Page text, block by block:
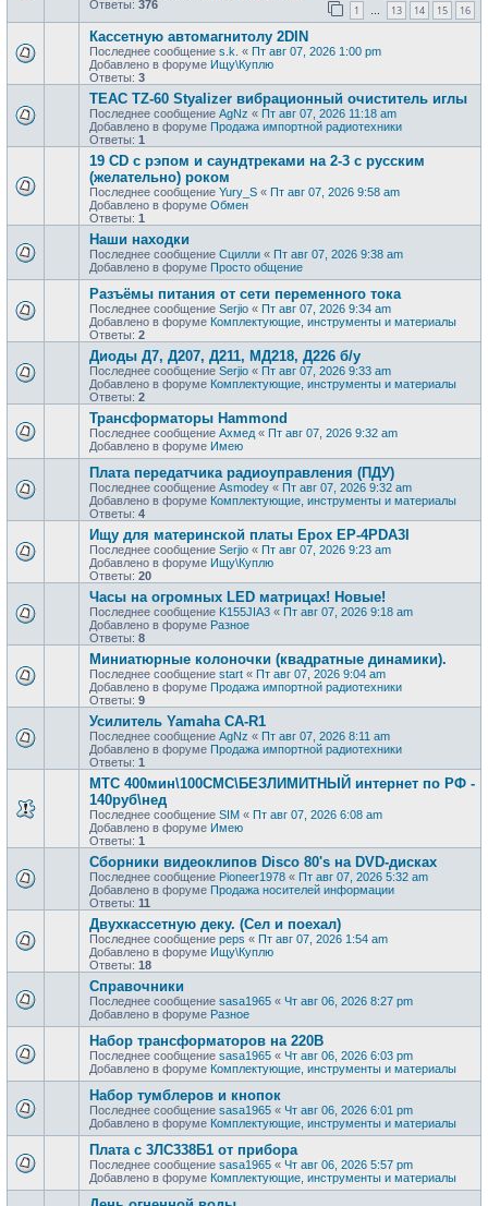
Ответы: 376 1 13 14 15 16
Кассетную автомагнитолу 2DIN
Последнее сообщение s.k. « Пт авг 07, 2026 1:00 pm
Добавлено в форуме Ищу\Куплю
Ответы: 3
TEAC TZ-60 Styalizer вибрационный очиститель иглы
Последнее сообщение AgNz « Пт авг 07, 2026 11:18 am
Добавлено в форуме Продажа импортной радиотехники
Ответы: 1
19 CD с рэпом и саундтреками на 2-3 с русским
(желательно) роком
Последнее сообщение Yury_S « Пт авг 07, 2026 9:58 am
Добавлено в форуме Обмен
Ответы: 1
Наши находки
Последнее сообщение Сцилли « Пт авг 07, 2026 9:38 am
Добавлено в форуме Просто общение
Разъёмы питания от сети переменного тока
Последнее сообщение Serjio « Пт авг 07, 2026 9:34 am
Добавлено в форуме Комплектующие, инструменты и материалы
Ответы: 2
Диоды Д7, Д207, Д211, МД218, Д226 б/у
Последнее сообщение Serjio « Пт авг 07, 2026 9:33 am
Добавлено в форуме Комплектующие, инструменты и материалы
Ответы: 2
Трансформаторы Hammond
Последнее сообщение Ахмед « Пт авг 07, 2026 9:32 am
Добавлено в форуме Имею
Плата передатчика радиоуправления (ПДУ)
Последнее сообщение Asmodey « Пт авг 07, 2026 9:32 am
Добавлено в форуме Комплектующие, инструменты и материалы
Ответы: 4
Ищу для материнской платы Epox EP-4PDA3I
Последнее сообщение Serjio « Пт авг 07, 2026 9:23 am
Добавлено в форуме Ищу\Куплю
Ответы: 20
Часы на огромных LED матрицах! Новые!
Последнее сообщение K155JIA3 « Пт авг 07, 2026 9:18 am
Добавлено в форуме Разное
Ответы: 8
Миниатюрные колоночки (квадратные динамики).
Последнее сообщение start « Пт авг 07, 2026 9:04 am
Добавлено в форуме Продажа импортной радиотехники
Ответы: 9
Усилитель Yamaha CA-R1
Последнее сообщение AgNz « Пт авг 07, 2026 8:11 am
Добавлено в форуме Продажа импортной радиотехники
Ответы: 1
МТС 400мин\100СМС\БЕЗЛИМИТНЫЙ интернет по РФ -
140руб\нед
Последнее сообщение SIM « Пт авг 07, 2026 6:08 am
Добавлено в форуме Имею
Ответы: 1
Сборники видеоклипов Disco 80's на DVD-дисках
Последнее сообщение Pioneer1978 « Пт авг 07, 2026 5:32 am
Добавлено в форуме Продажa носителей информации
Ответы: 11
Двухкассетную деку. (Сел и поехал)
Последнее сообщение peps « Пт авг 07, 2026 1:54 am
Добавлено в форуме Ищу\Куплю
Ответы: 18
Справочники
Последнее сообщение sasa1965 « Чт авг 06, 2026 8:27 pm
Добавлено в форуме Разное
Набор трансформаторов на 220В
Последнее сообщение sasa1965 « Чт авг 06, 2026 6:03 pm
Добавлено в форуме Комплектующие, инструменты и материалы
Набор тумблеров и кнопок
Последнее сообщение sasa1965 « Чт авг 06, 2026 6:01 pm
Добавлено в форуме Комплектующие, инструменты и материалы
Плата с 3ЛС338Б1 от прибора
Последнее сообщение sasa1965 « Чт авг 06, 2026 5:57 pm
Добавлено в форуме Комплектующие, инструменты и материалы